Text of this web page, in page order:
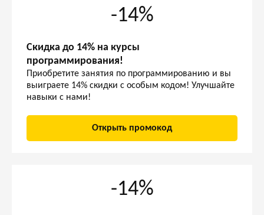
-14%
Скидка до 14% на курсы
программирования!
Приобретите занятия по программированию и вы
выиграете 14% скидки с особым кодом! Улучшайте
навыки с нами!
Открыть промокод
-14%